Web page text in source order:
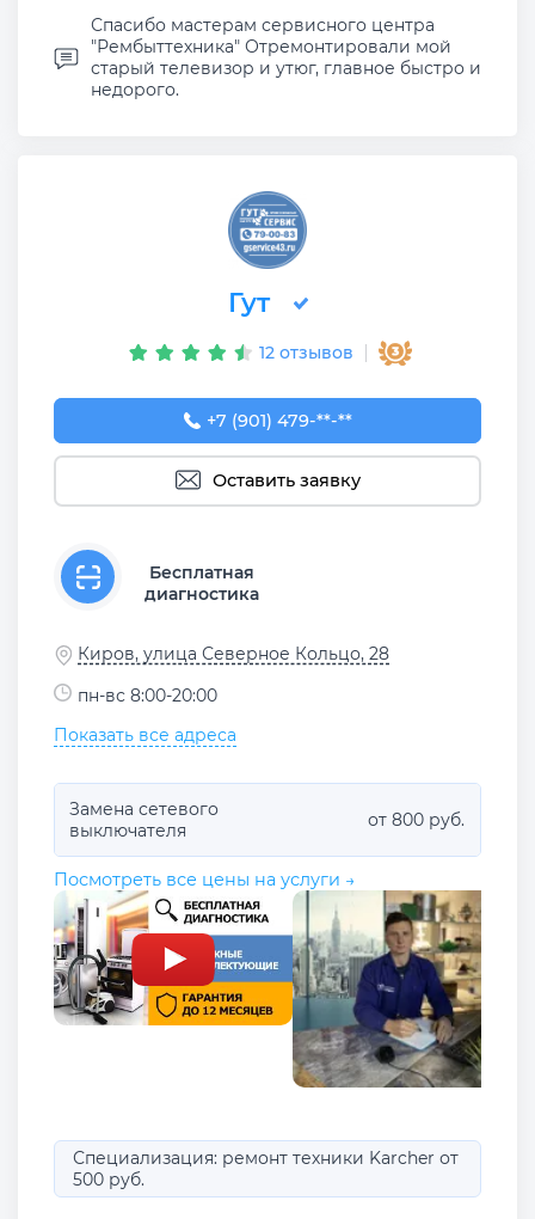
Спасибо мастерам сервисного центра
"Рембыттехника" Отремонтировали мой
старый телевизор и утюг, главное быстро и
недорого.
Гут
12 отзывов
+7 (901) 479-00-83
+7 (901) 479-**-**
Оставить заявку
Бесплатная
диагностика
Киров, улица Северное Кольцо, 28
пн-вс 8:00-20:00
Показать все адреса
Замена сетевого
выключателя
от 800 руб.
Посмотреть все цены на услуги →
Специализация: ремонт техники Karcher от
500 руб.